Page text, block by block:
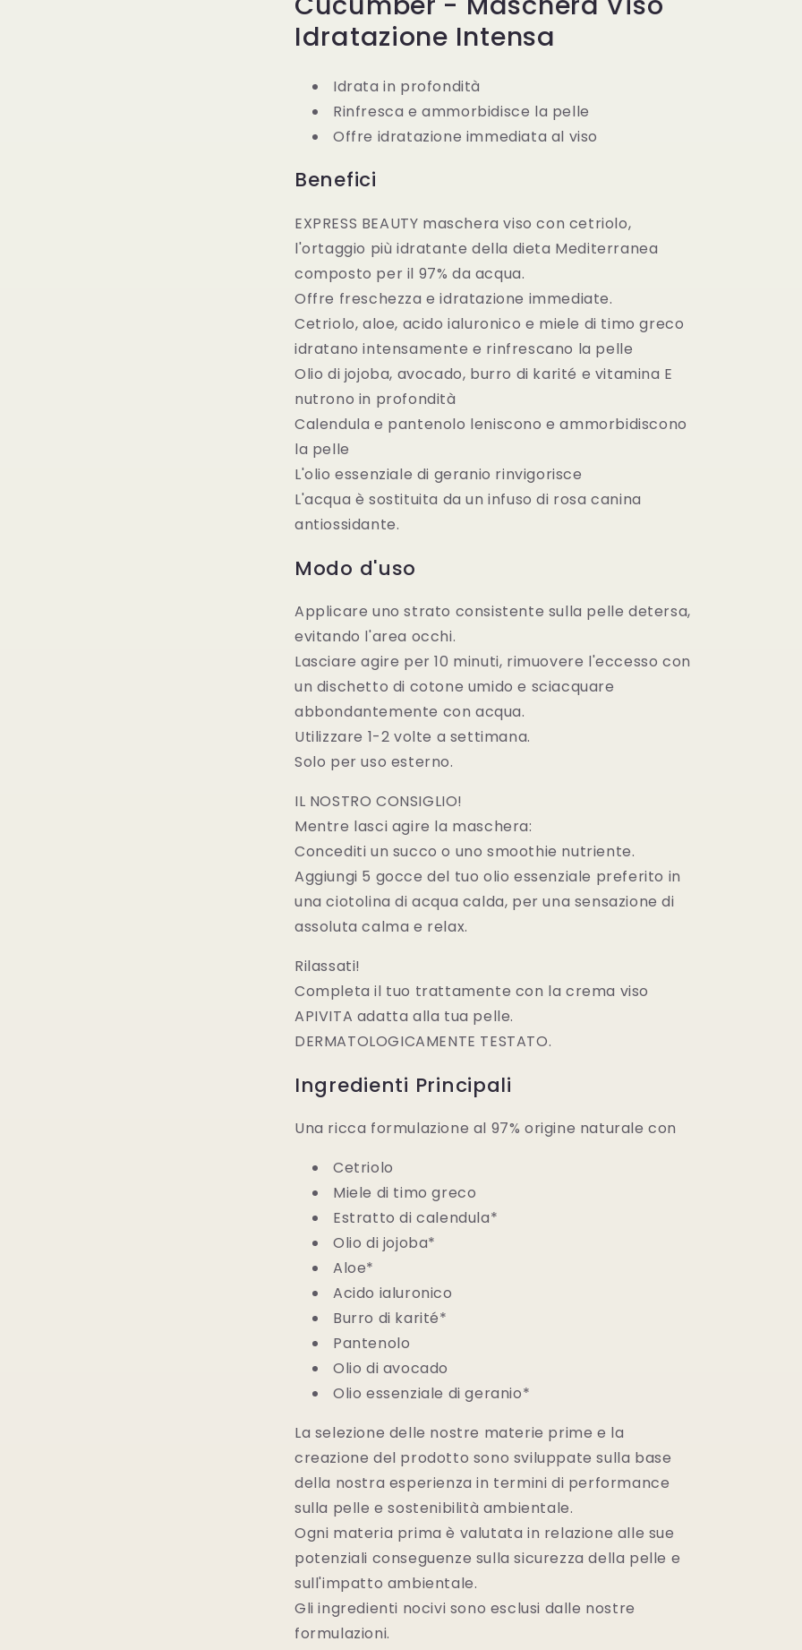
Idratazione Intensa
Idrata in profondità
Rinfresca e ammorbidisce la pelle
Offre idratazione immediata al viso
Benefici
EXPRESS BEAUTY maschera viso con cetriolo,
l'ortaggio più idratante della dieta Mediterranea
composto per il 97% da acqua.
Offre freschezza e idratazione immediate.
Cetriolo, aloe, acido ialuronico e miele di timo greco
idratano intensamente e rinfrescano la pelle
Olio di jojoba, avocado, burro di karité e vitamina E
nutrono in profondità
Calendula e pantenolo leniscono e ammorbidiscono
la pelle
L'olio essenziale di geranio rinvigorisce
L'acqua è sostituita da un infuso di rosa canina
antiossidante.
Modo d'uso
Applicare uno strato consistente sulla pelle detersa,
evitando l'area occhi.
Lasciare agire per 10 minuti, rimuovere l'eccesso con
un dischetto di cotone umido e sciacquare
abbondantemente con acqua.
Utilizzare 1-2 volte a settimana.
Solo per uso esterno.
IL NOSTRO CONSIGLIO!
Mentre lasci agire la maschera:
Concediti un succo o uno smoothie nutriente.
Aggiungi 5 gocce del tuo olio essenziale preferito in
una ciotolina di acqua calda, per una sensazione di
assoluta calma e relax.
Rilassati!
Completa il tuo trattamente con la crema viso
APIVITA adatta alla tua pelle.
DERMATOLOGICAMENTE TESTATO.
Ingredienti Principali
Una ricca formulazione al 97% origine naturale con
Cetriolo
Miele di timo greco
Estratto di calendula*
Olio di jojoba*
Aloe*
Acido ialuronico
Burro di karité*
Pantenolo
Olio di avocado
Olio essenziale di geranio*
La selezione delle nostre materie prime e la
creazione del prodotto sono sviluppate sulla base
della nostra esperienza in termini di performance
sulla pelle e sostenibilità ambientale.
Ogni materia prima è valutata in relazione alle sue
potenziali conseguenze sulla sicurezza della pelle e
sull'impatto ambientale.
Gli ingredienti nocivi sono esclusi dalle nostre
formulazioni.